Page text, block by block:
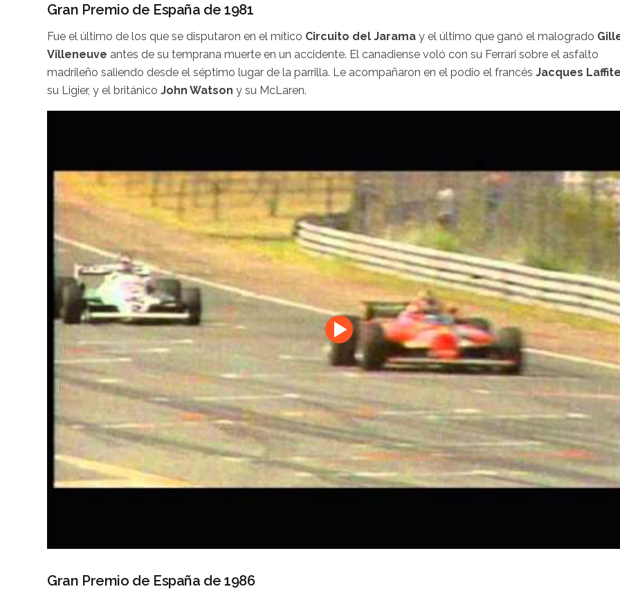
Gran Premio de España de 1981
Fue el último de los que se disputaron en el mítico Circuito del Jarama y el último que ganó el malogrado
Villeneuve antes de su temprana muerte en un accidente. El canadiense voló con su Ferrari sobre el asfalto
madrileño saliendo desde el séptimo lugar de la parrilla. Le acompañaron en el podio el francés Jacques
su Ligier, y el británico John Watson y su McLaren.
Gran Premio de España de 1986